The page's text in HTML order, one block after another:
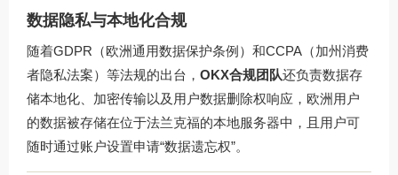
数据隐私与本地化合规
随着GDPR（欧洲通用数据保护条例）和CCPA（加州消费
者隐私法案）等法规的出台， OKX合规团队还负责数据存
储本地化、加密传输以及用户数据删除权响应，欧洲用户
的数据被存储在位于法兰克福的本地服务器中，且用户可
随时通过账户设置申请“数据遗忘权”。